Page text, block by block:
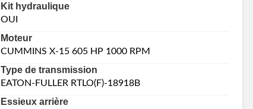
Kit hydraulique
OUI
Moteur
CUMMINS X-15 605 HP 1000 RPM
Type de transmission
EATON-FULLER RTLO(F)-18918B
Essieux arrière